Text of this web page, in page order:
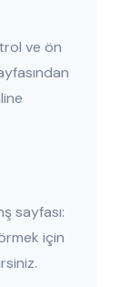
ve ön
sayfası:
için